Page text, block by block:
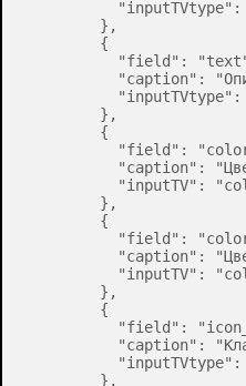
"inputTVtype":
      },
      {
"field":
"caption":
"inputTVtype":
      },
      {
"field":
"caption":
"inputTV":
      },
      {
"field":
"caption":
"inputTV":
      },
      {
"field":
"caption":
"inputTVtype":
      },